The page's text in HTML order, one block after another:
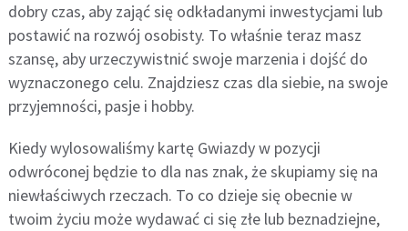
dobry czas, aby zająć się odkładanymi inwestycjami lub
postawić na rozwój osobisty. To właśnie teraz masz
szansę, aby urzeczywistnić swoje marzenia i dojść do
wyznaczonego celu. Znajdziesz czas dla siebie, na swoje
przyjemności, pasje i hobby.
Kiedy wylosowaliśmy kartę Gwiazdy w pozycji
odwróconej będzie to dla nas znak, że skupiamy się na
niewłaściwych rzeczach. To co dzieje się obecnie w
twoim życiu może wydawać ci się złe lub beznadziejne,